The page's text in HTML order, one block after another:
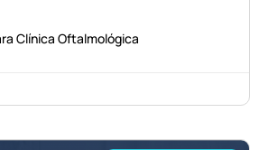
Clínica Oftalmológica